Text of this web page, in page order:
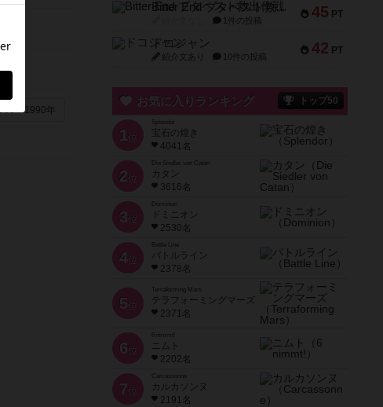
〜1990年
45 PT
Bitter End ブタペスト救出作戦
1件の投稿
42 PT
ドコジャン
紹介文あり 10件の投稿
お気に入りランキング トップ50
1 位
宝石の煌き
4041名
2 位
Die Siedler von Catan
カタン
3616名
3 位
ドミニオン
2530名
4位
Battle Line
バトルライン
2378名
5 位
Terraforming Mars
テラフォーミングマーズ
2371名
6 位
ニムト
2202名
7 位
Carcassonne
カルカソンヌ
2191名